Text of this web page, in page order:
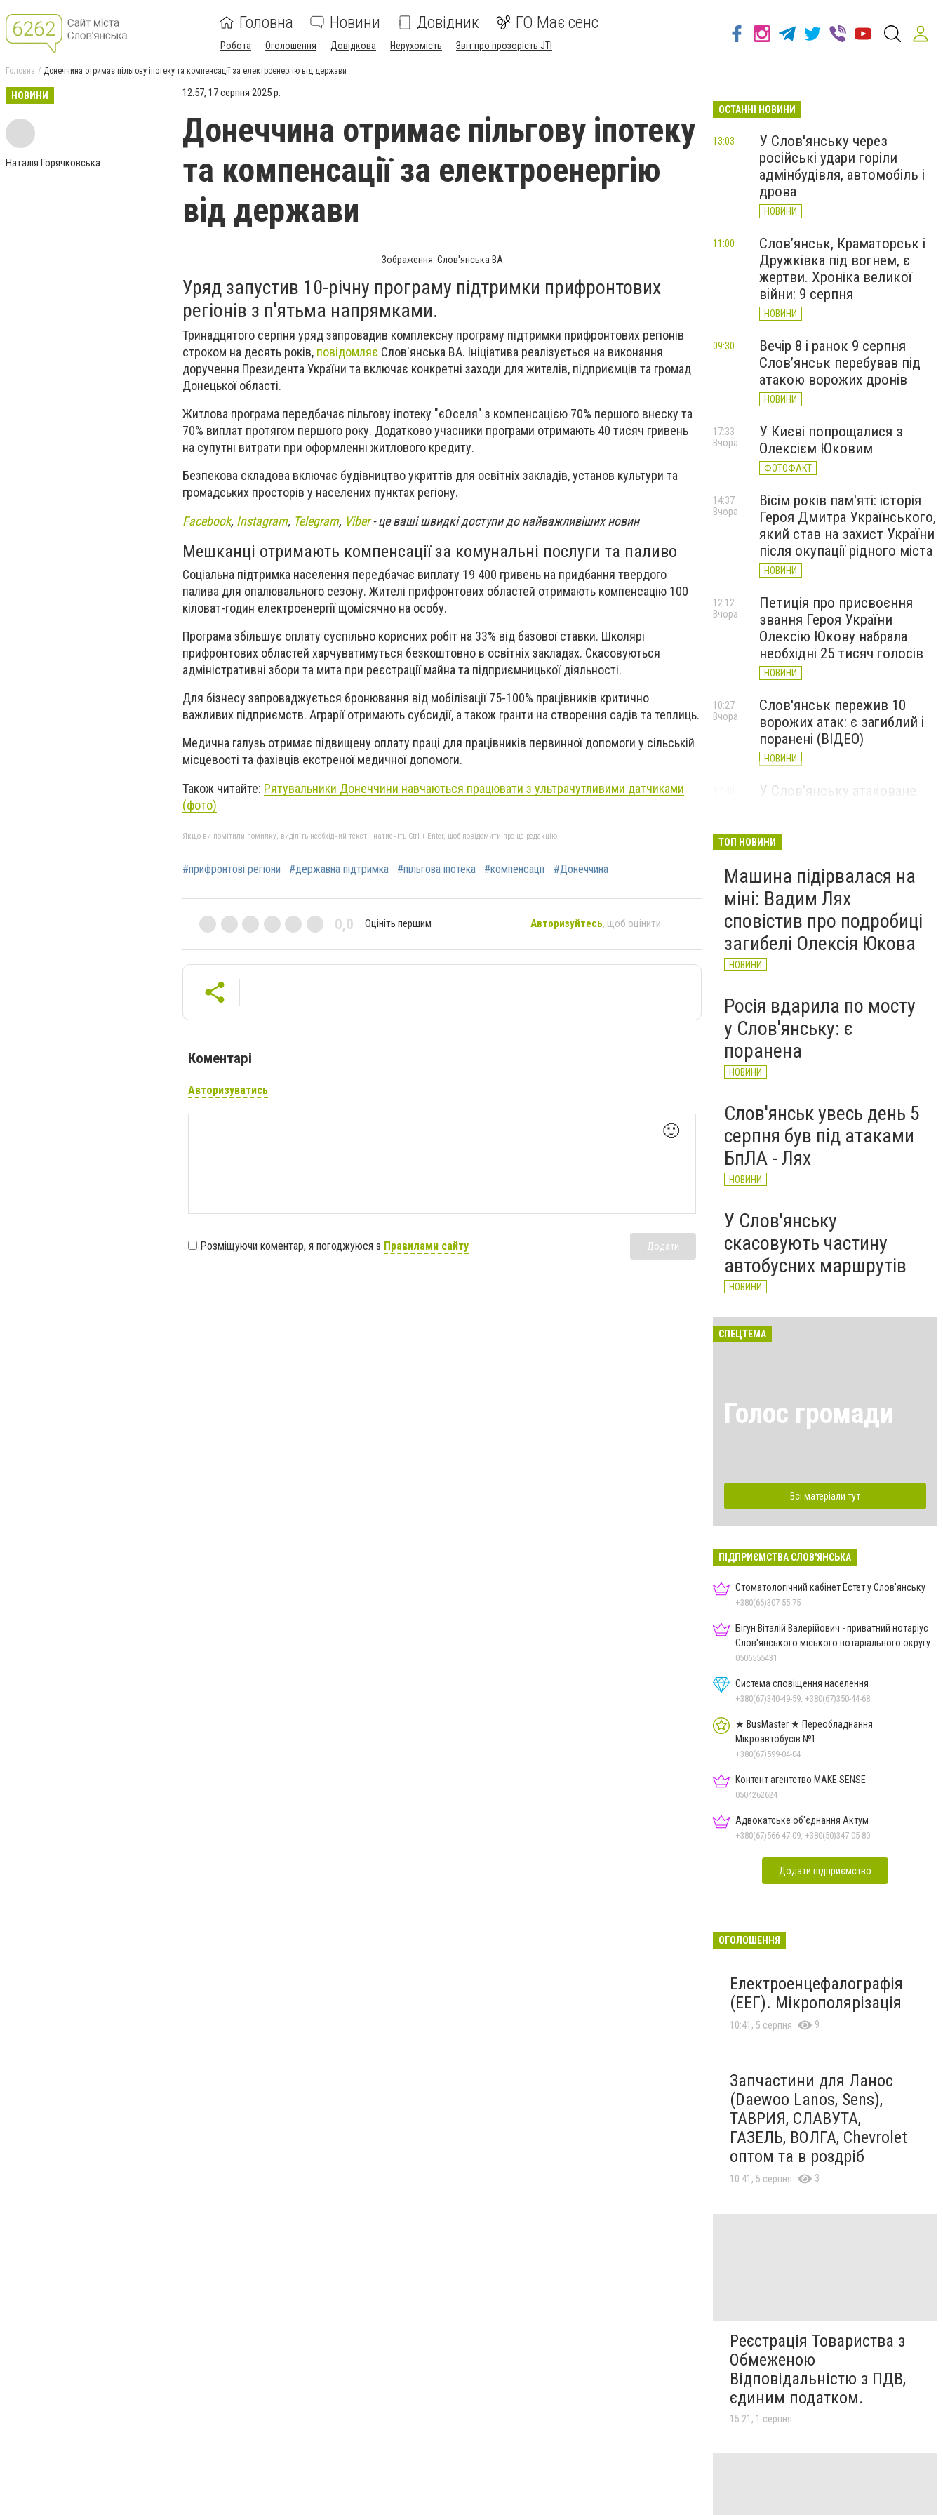
Головна Новини Довідник ГО Має сенс
Робота Оголошення Довідкова Нерухомість Звіт про прозорість JTI
Головна Донеччина отримає пільгову іпотеку та компенсації за електроенергію від держави
НОВИНИ
Наталія Горячковська
12:57, 17 серпня 2025 р.
Донеччина отримає пільгову іпотеку
та компенсації за електроенергію
від держави
Зображення: Слов'янська ВА
Уряд запустив 10-річну програму підтримки прифронтових
регіонів з п'ятьма напрямками.
Тринадцятого серпня уряд запровадив комплексну програму підтримки прифронтових регіонів
строком на десять років, повідомляє Слов'янська ВА. Ініціатива реалізується на виконання
доручення Президента України та включає конкретні заходи для жителів, підприємців та громад
Донецької області.
Житлова програма передбачає пільгову іпотеку "єОселя" з компенсацією 70% першого внеску та
70% виплат протягом першого року. Додатково учасники програми отримають 40 тисяч гривень
на супутні витрати при оформленні житлового кредиту.
Безпекова складова включає будівництво укриттів для освітніх закладів, установ культури та
громадських просторів у населених пунктах регіону.
Facebook, Instagram, Telegram, Viber- це ваші швидкі доступи до найважливіших новин
Мешканці отримають компенсації за комунальні послуги та паливо
Соціальна підтримка населення передбачає виплату 19 400 гривень на придбання твердого
палива для опалювального сезону. Жителі прифронтових областей отримають компенсацію 100
кіловат-годин електроенергії щомісячно на особу.
Програма збільшує оплату суспільно корисних робіт на 33% від базової ставки. Школярі
прифронтових областей харчуватимуться безкоштовно в освітніх закладах. Скасовуються
адміністративні збори та мита при реєстрації майна та підприємницької діяльності.
Для бізнесу запроваджується бронювання від мобілізації 75-100% працівників критично
важливих підприємств. Аграрії отримають субсидії, а також гранти на створення садів та теплиць.
Медична галузь отримає підвищену оплату праці для працівників первинної допомоги у сільській
місцевості та фахівців екстреної медичної допомоги.
Також читайте: Рятувальники Донеччини навчаються працювати з ультрачутливими датчиками
(фото)
Якщо ви помітили помилку, виділіть необхідний текст і натисніть Ctrl + Enter, щоб повідомити про це редакцію
#прифронтові регіони #державна підтримка #пільгова іпотека #компенсації #Донеччина
0,0 Оцініть першим Авторизуйтесь, щоб оцінити
Коментарі
Авторизуватись
🙂
Розміщуючи коментар, я погоджуюся з Правилами сайту Додати
ОСТАННІ НОВИНИ
У Слов'янську через
російські удари горіли
адмінбудівля, автомобіль і
дрова
НОВИНИ
13:03
Слов’янськ, Краматорськ і
Дружківка під вогнем, є
жертви. Хроніка великої
війни: 9 серпня
НОВИНИ
11:00
Вечір 8 і ранок 9 серпня
Слов’янськ перебував під
атакою ворожих дронів
НОВИНИ
09:30
У Києві попрощалися з
Олексієм Юковим
ФОТОФАКТ
17:33
Вчора
Вісім років пам'яті: історія
Героя Дмитра Українського,
який став на захист України
після окупації рідного міста
НОВИНИ
14:37
Вчора
Петиція про присвоєння
звання Героя України
Олексію Юкову набрала
необхідні 25 тисяч голосів
НОВИНИ
12:12
Вчора
Слов'янськ пережив 10
ворожих атак: є загиблий і
поранені (ВІДЕО)
НОВИНИ
10:27
Вчора
У Слов’янську атаковане
НОВИНИ
ТОП НОВИНИ
Машина підірвалася на
міні: Вадим Лях
сповістив про подробиці
загибелі Олексія Юкова
НОВИНИ
Росія вдарила по мосту
у Слов'янську: є
поранена
НОВИНИ
Слов'янськ увесь день 5
серпня був під атаками
БпЛА - Лях
НОВИНИ
У Слов'янську
скасовують частину
автобусних маршрутів
НОВИНИ
СПЕЦТЕМА
Голос громади
Всі матеріали тут
ПІДПРИЄМСТВА СЛОВ'ЯНСЬКА
Стоматологічний кабінет Естет у Слов'янську
+380(66)307-55-75
Бігун Віталій Валерійович - приватний нотаріус
Слов'янського міського нотаріального округу
Дон.обл.
0506555431
Система сповіщення населення
+380(67)340-49-59, +380(67)350-44-68
★ BusMaster ★ Переобладнання
Мікроавтобусів №1
+380(67)599-04-04
Контент агентство MAKE SENSE
0504262624
Адвокатське об'єднання Актум
+380(67)566-47-09, +380(50)347-05-80
Додати підприємство
ОГОЛОШЕННЯ
Електроенцефалографія
(ЕЕГ). Мікрополярізація
10:41, 5 серпня 9
Запчастини для Ланос
(Daewoo Lanos, Sens),
ТАВРИЯ, СЛАВУТА,
ГАЗЕЛЬ, ВОЛГА, Chevrolet
оптом та в роздріб
10:41, 5 серпня 3
Реєстрація Товариства з
Обмеженою
Відповідальністю з ПДВ,
єдиним податком.
15:21, 1 серпня